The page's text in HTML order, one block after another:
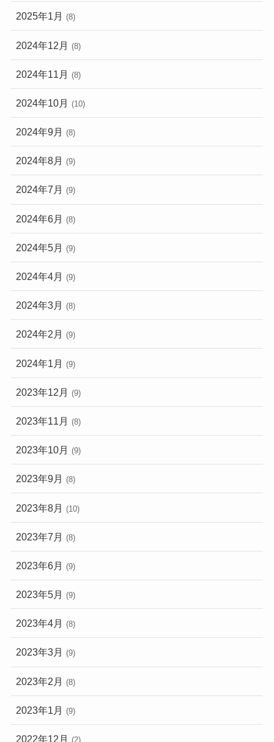
2025年1月 (8)
2024年12月 (8)
2024年11月 (8)
2024年10月 (10)
2024年9月 (8)
2024年8月 (9)
2024年7月 (9)
2024年6月 (8)
2024年5月 (9)
2024年4月 (9)
2024年3月 (8)
2024年2月 (9)
2024年1月 (9)
2023年12月 (9)
2023年11月 (8)
2023年10月 (9)
2023年9月 (8)
2023年8月 (10)
2023年7月 (8)
2023年6月 (9)
2023年5月 (9)
2023年4月 (8)
2023年3月 (9)
2023年2月 (8)
2023年1月 (9)
2022年12月 (2)